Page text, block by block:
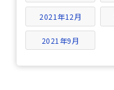
2021年12月
2021年9月